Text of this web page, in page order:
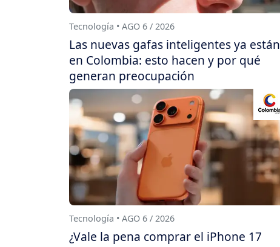
Tecnología • AGO 6 / 2026
Las nuevas gafas inteligentes ya están
en Colombia: esto hacen y por qué
generan preocupación
Tecnología • AGO 6 / 2026
¿Vale la pena comprar el iPhone 17